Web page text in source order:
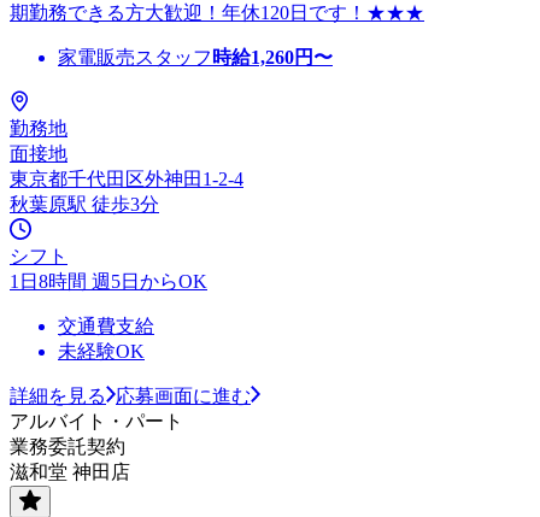
期勤務できる方大歓迎！年休120日です！★★★
家電販売スタッフ 時給1,260円〜
勤務地
面接地
東京都千代田区外神田1-2-4
秋葉原駅 徒歩3分
シフト
1日8時間 週5日からOK
交通費支給
未経験OK
詳細を見る
応募画面に進む
アルバイト・パート
業務委託契約
滋和堂 神田店